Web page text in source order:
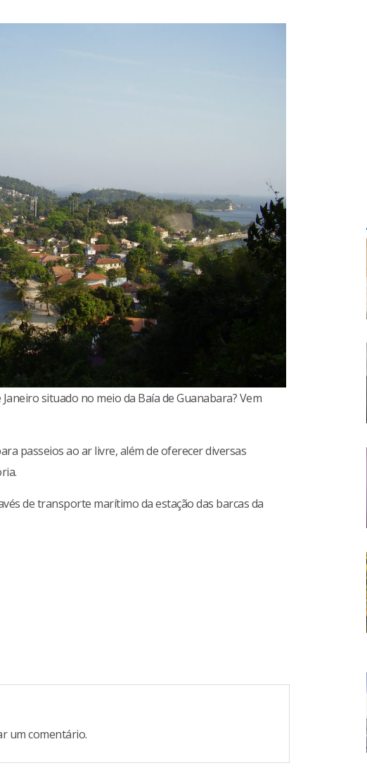
situado no meio da Baía de Guanabara? Vem
passeios ao ar livre, além de oferecer diversas
de transporte marítimo da estação das barcas da
um comentário.